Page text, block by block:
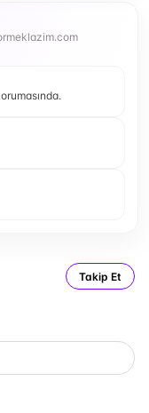
Takip Et